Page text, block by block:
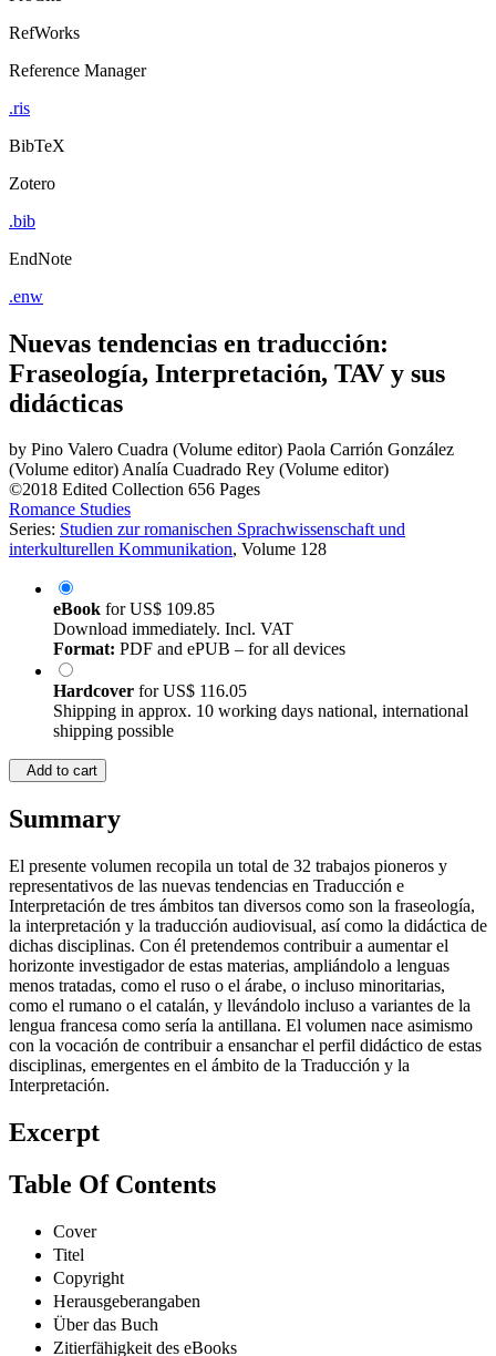
Nuevas tendencias en traducción:
Fraseología, Interpretación, TAV y sus
byPino Valero Cuadra (Volume editor) Paola Carrión González
(Volume editor)Analía Cuadrado Rey (Volume editor)
©2018 Edited Collection
Romance Studies
Series:Studien zur romanischen Sprachwissenschaft und
eBookfor US$ 109.85
Download immediately. Incl. VAT
Format:
Hardcover forUS$ 116.05
Shipping in approx. 10 working days national, international
Summary
El presente volumen recopila un total de 32 trabajos pioneros y
representativos de las nuevas tendencias en Traducción e
Interpretación de tres ámbitos tan diversos como son la fraseología,
la interpretación y la traducción audiovisual, así como la didáctica de
dichas disciplinas. Con él pretendemos contribuir a aumentar el
horizonte investigador de estas materias, ampliándolo a lenguas
menos tratadas, como el ruso o el árabe, o incluso minoritarias,
como el rumano o el catalán, y llevándolo incluso a variantes de la
lengua francesa como sería la antillana. El volumen nace asimismo
con la vocación de contribuir a ensanchar el perfil didáctico de estas
disciplinas, emergentes en el ámbito de la Traducción y la
Excerpt
Cover
Titel
Copyright
Herausgeberangaben
Über das Buch